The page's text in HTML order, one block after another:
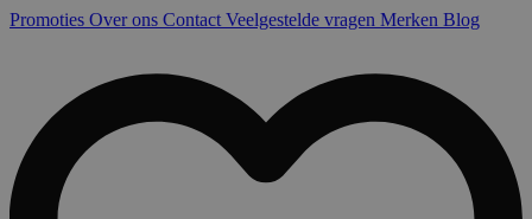
Promoties Over ons Contact Veelgestelde vragen Merken Blog